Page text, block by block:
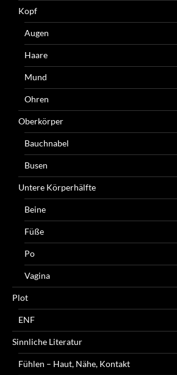
Kopf
Augen
Haare
Mund
Ohren
Oberkörper
Bauchnabel
Busen
Untere Körperhälfte
Beine
Füße
Po
Vagina
Plot
ENF
Sinnliche Literatur
Fühlen – Haut, Nähe, Kontakt